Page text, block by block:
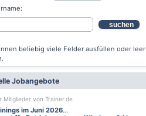
suchen
beliebig viele Felder ausfüllen oder leer
Jobangebote
Mitglieder von Trainer.de
im Juni 2026...